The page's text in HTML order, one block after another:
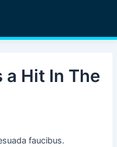
Hit In The
faucibus.